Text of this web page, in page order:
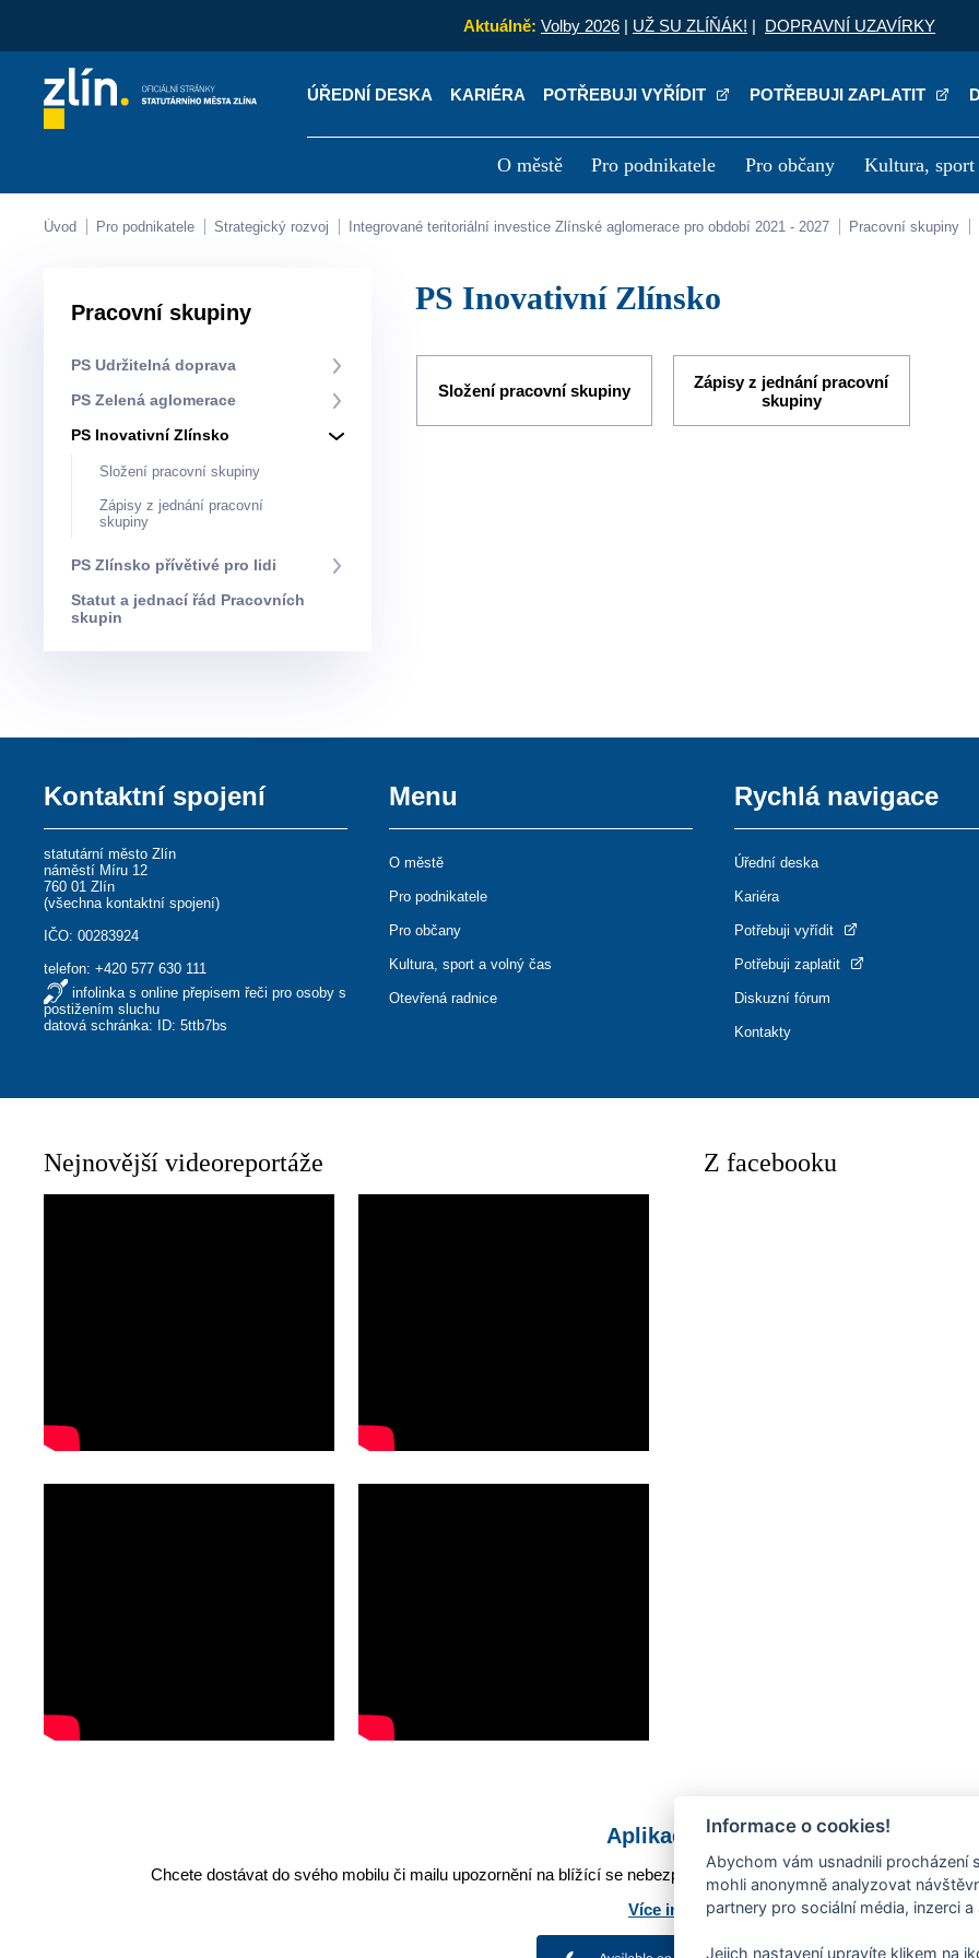
Aktuálně: Volby 2026 | UŽ SU ZLÍŇÁK! | DOPRAVNÍ UZAVÍRKY
ÚŘEDNÍ DESKA KARIÉRA POTŘEBUJI VYŘÍDIT POTŘEBUJI ZAPLATIT
O městě Pro podnikatele Pro občany Kultura, sport
Kontakty Úřední deska Kariéra
Úvod Pro podnikatele Strategický rozvoj Integrované teritoriální investice Zlínské aglomerace pro období 2021 - 2027 Pracovní skupiny
Pracovní skupiny
PS Udržitelná doprava
PS Zelená aglomerace
PS Inovativní Zlínsko
Složení pracovní skupiny
Zápisy z jednání pracovní
skupiny
PS Zlínsko přívětivé pro lidi
Statut a jednací řád Pracovních
skupin
PS Inovativní Zlínsko
Složení pracovní skupiny
Zápisy z jednání pracovní
skupiny
Kontaktní spojení
statutární město Zlín
náměstí Míru 12
760 01 Zlín
(všechna kontaktní spojení)
IČO: 00283924
telefon:+420 577 630 111
infolinka s online přepisem řeči pro osoby s
postižením sluchu
datová schránka: ID: 5ttb7bs
Menu
O městě
Pro podnikatele
Pro občany
Kultura, sport a volný čas
Otevřená radnice
Rychlá navigace
Úřední deska
Kariéra
Potřebuji vyřídit
Potřebuji zaplatit
Diskuzní fórum
Kontakty
Nejnovější videoreportáže Z facebooku
Aplikace Mobilní rozhlas
Chcete dostávat do svého mobilu či mailu upozornění na blížící se nebezpečí, odstávky, poruchy a výpadky
Více informací o aplikaci
Informace o cookies!
Abychom vám usnadnili procházení
mohli anonymně analyzovat
partnery pro sociální média, inzerci a
Jejich nastavení upravíte klikem na